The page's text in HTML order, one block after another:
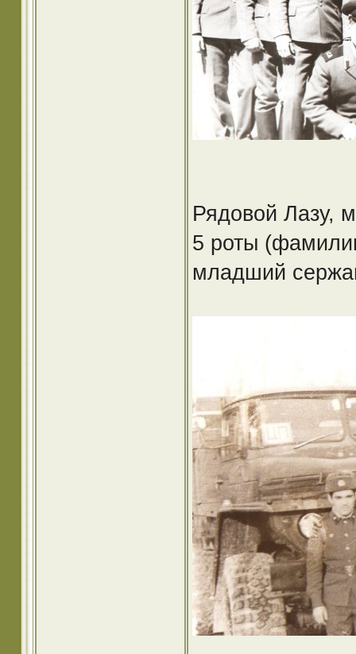
Рядовой Лазу,
5 роты
младший